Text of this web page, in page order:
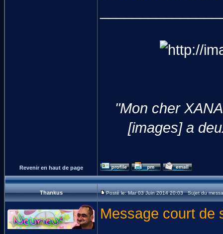
"Mon cher
[images] a
Revenir en haut de page
Thankus Posté le: Mar 03 Juin 2014 20:03 Sujet du
Message court de